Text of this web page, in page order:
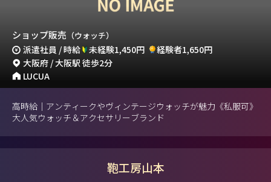
ショップ販売 （ウォッチ）
派遣社員 / 時給 未経験1,450円
経験者1,650円
大阪府 / 大阪駅 徒歩2分
LUCUA
高時給｜アンティークやヴィンテージウォッチが魅力《私服可》
大人気ウォッチ＆アクセサリーブランド
鞄工房山本